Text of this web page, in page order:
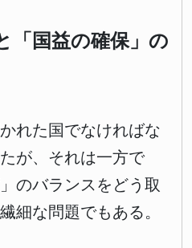
「国益の確保」の
れた国でなければな
が、それは一方で
のバランスをどう取
細な問題でもある。